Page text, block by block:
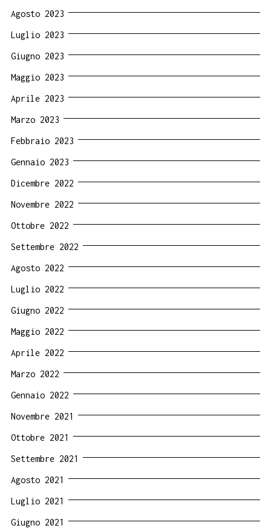
Agosto 2023
Luglio 2023
Giugno 2023
Maggio 2023
Aprile 2023
Marzo 2023
Febbraio 2023
Gennaio 2023
Dicembre 2022
Novembre 2022
Ottobre 2022
Settembre 2022
Agosto 2022
Luglio 2022
Giugno 2022
Maggio 2022
Aprile 2022
Marzo 2022
Gennaio 2022
Novembre 2021
Ottobre 2021
Settembre 2021
Agosto 2021
Luglio 2021
Giugno 2021